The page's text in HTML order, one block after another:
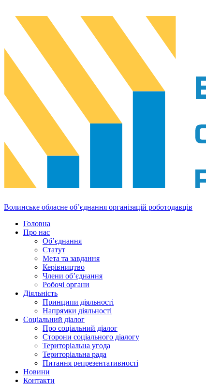
Волинське обласне об’єднання організацій роботодавців
Головна
Про нас
Об’єднання
Статут
Мета та завдання
Керівництво
Члени об’єднання
Робочі органи
Діяльність
Принципи діяльності
Напрямки діяльності
Соціальний діалог
Про соціальний діалог
Сторони соціального діалогу
Територіальна угода
Територіальна рада
Питання репрезентативності
Новини
Контакти